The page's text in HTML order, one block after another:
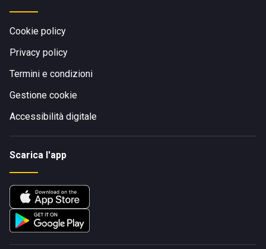
Cookie policy
Privacy policy
Termini e condizioni
Gestione cookie
Accessibilità digitale
Scarica l'app